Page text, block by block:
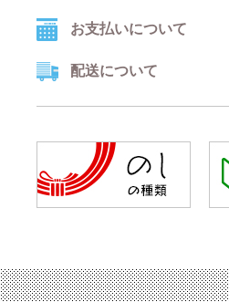
お支払いについて
配送について